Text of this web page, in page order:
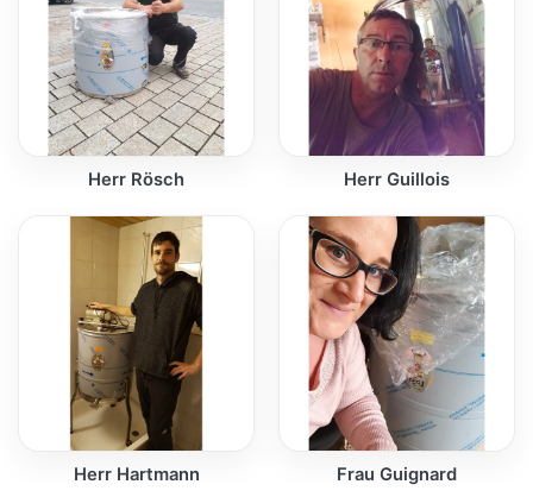
Herr Rösch Herr Guillois
Herr Hartmann Frau Guignard